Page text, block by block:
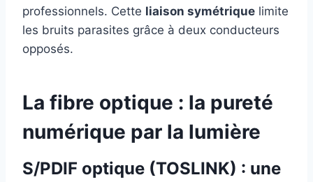
professionnels. Cette liaison symétrique limite
les bruits parasites grâce à deux conducteurs
opposés.
La fibre optique : la pureté
numérique par la lumière
S/PDIF optique (TOSLINK) : une